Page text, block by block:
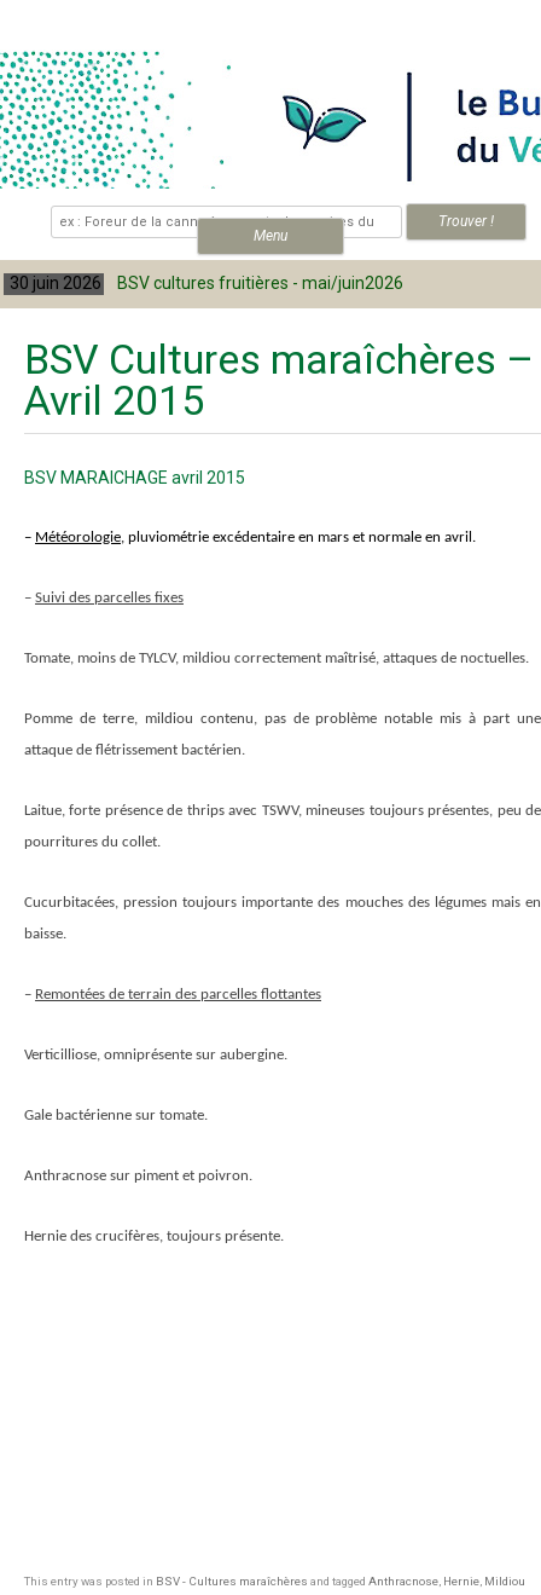
Menu
.
fruitières - mai/juin2026 30 juin 2026
BSV Cultures maraîchères –
Avril 2015
BSV MARAICHAGE avril 2015
– Météorologie, pluviométrie excédentaire en mars et normale en avril.
– Suivi des parcelles fixes
Tomate, moins de TYLCV, mildiou correctement maîtrisé, attaques de noctuelles.
Pomme de terre, mildiou contenu, pas de problème notable mis à part une
attaque de flétrissement bactérien.
Laitue, forte présence de thrips avec TSWV, mineuses toujours présentes, peu de
pourritures du collet.
Cucurbitacées, pression toujours importante des mouches des légumes mais en
baisse.
– Remontées de terrain des parcelles flottantes
Verticilliose, omniprésente sur aubergine.
Gale bactérienne sur tomate.
Anthracnose sur piment et poivron.
Hernie des crucifères, toujours présente.
This entry was posted in BSV - Cultures maraîchères and tagged Anthracnose Hernie Mildiou